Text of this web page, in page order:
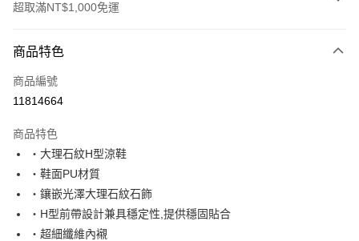
超取滿NT$1,000免運
信用卡一次付款
超商取貨付款
運送方式
全家取貨付款
每筆NT$60，滿NT$1,000(含以上)免運費
7-11取貨付款
每筆NT$60，滿NT$1,000(含以上)免運費
商品特色
商品編號
11814664
商品特色
‧大理石紋H型涼鞋
‧鞋面PU材質
‧鑲嵌光澤大理石紋石飾
‧H型前帶設計兼具穩定性,提供穩固貼合
‧超細纖維內襯